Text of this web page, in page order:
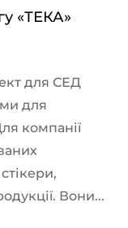
«ТЕКА»
для СЕД
для
компанії
Вони...